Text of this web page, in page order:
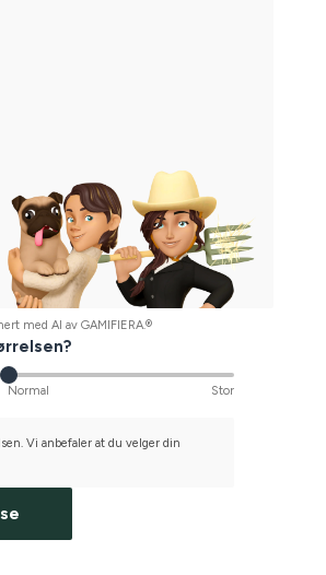
med AI av GAMIFIERA.®
Normal Stor
Vi anbefaler at du velger din